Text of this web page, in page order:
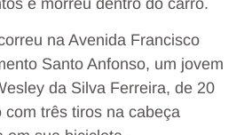
na Avenida Francisco
Santo Anfonso, um jovem
da Silva Ferreira, de 20
três tiros na cabeça